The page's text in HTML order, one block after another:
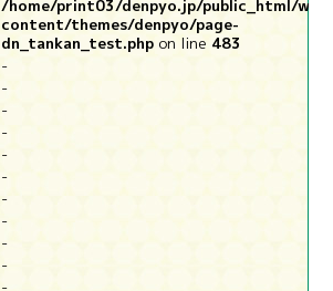
/home/print03/denpyo.jp/public_html/wp/
content/themes/denpyo/page-
dn_tankan_test.phpon line 483
-
-
-
-
-
-
-
-
-
-
-